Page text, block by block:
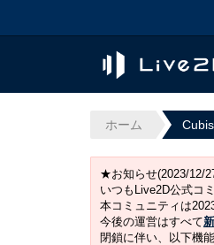
ホーム
★お知らせ(2023/12/
いつもLive2D公式コ
本コミュニティは
今後の運営はすべて
閉鎖に伴い、以下機